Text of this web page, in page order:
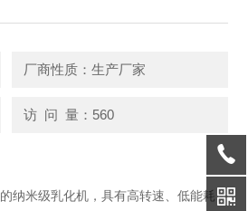
厂商性质：生产厂家
访 问 量：560
纳米级乳化机，具有高转速、低能耗、